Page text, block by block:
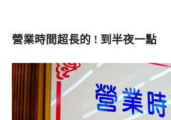
營業時間超長的 ! 到半夜一點